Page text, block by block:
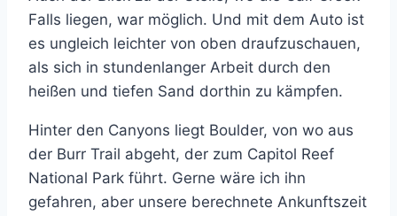
Falls liegen, war möglich. Und mit dem Auto ist
es ungleich leichter von oben draufzuschauen,
als sich in stundenlanger Arbeit durch den
heißen und tiefen Sand dorthin zu kämpfen.
Hinter den Canyons liegt Boulder, von wo aus
der Burr Trail abgeht, der zum Capitol Reef
National Park führt. Gerne wäre ich ihn
gefahren, aber unsere berechnete Ankunftszeit